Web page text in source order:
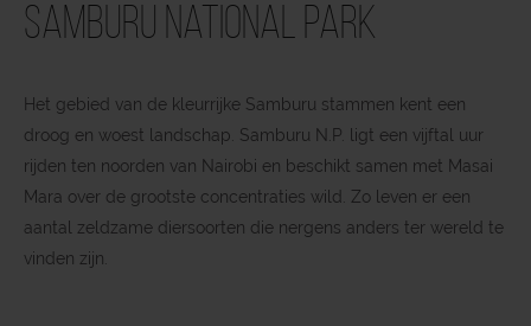
Samburu National Park
Het gebied van de kleurrijke Samburu stammen kent een
droog en woest landschap. Samburu N.P. ligt een vijftal uur
rijden ten noorden van Nairobi en beschikt samen met Masai
Mara over de grootste concentraties wild. Zo leven er een
aantal zeldzame diersoorten die nergens anders ter wereld te
vinden zijn.